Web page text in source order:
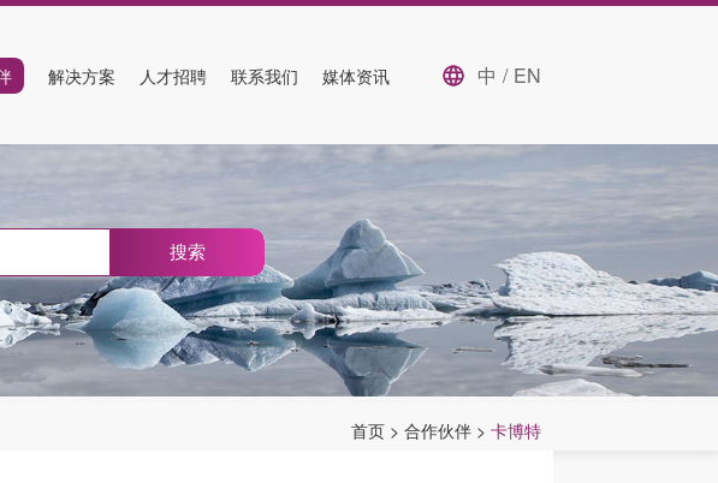
解决方案 人才招聘 联系我们 媒体资讯 中 / EN
搜索
首页 > 合作伙伴 > 卡博特